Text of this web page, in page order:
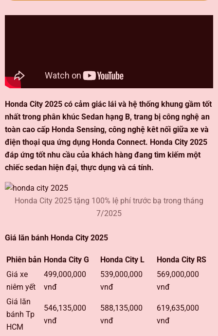
Honda City 2025 có cảm giác lái và hệ thống khung gầm tốt
nhất trong phân khúc Sedan hạng B, trang bị công nghệ an
toàn cao cấp Honda Sensing, công nghệ kêt nối giữa xe và
điện thoại qua ứng dụng Honda Connect. Honda City 2025
đáp ứng tốt nhu cầu của khách hàng đang tìm kiếm một
chiếc sedan hiện đại, thực dụng và cá tính.
Honda City 2025 tặng 100% lệ phí trước bạ trong tháng
7/2025
Giá lăn bánh Honda City 2025
Phiên bản Honda City G Honda City L
Honda City RS
Giá xe
niêm yết
499,000,000
vnđ
539,000,000
vnđ
569,000,000
vnđ
Giá lăn
bánh Tp
HCM
546,135,000
vnđ
588,135,000
vnđ
619,635,000
vnđ